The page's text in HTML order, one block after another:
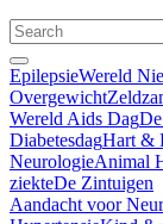
EpilepsieWereld
Overgewicht
Wereld Aids Dag
DiabetesdagHart &
NeurologieAnimal
ziekteDe Zintuigen
Aandacht voor